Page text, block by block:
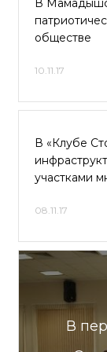
В
обществе
10.11.17
В «Клубе
участками
08.11.17
В